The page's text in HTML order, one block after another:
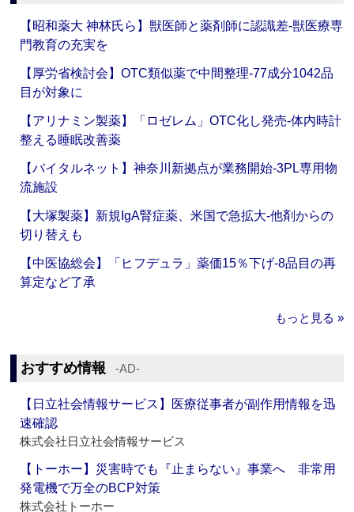
【昭和薬大 神林氏ら】獣医師と薬剤師に認識差‐獣医療専
門教育の充実を
【厚労省検討会】OTC類似薬で中間整理‐77成分1042品
目が対象に
【アリナミン製薬】「ロゼレム」OTC化し発売‐体内時計
整える睡眠改善薬
【バイタルネット】神奈川新拠点が業務開始‐3PL専用物
流施設
【大塚製薬】新規IgA腎症薬、米国で急拡大‐他剤からの
切り替えも
【中医協総会】「ヒフデュラ」薬価15％下げ‐8品目の再
算定など了承
もっと見る »
おすすめ情報 ‐AD‐
【日立社会情報サービス】医療従事者が副作用情報を迅
速確認
株式会社日立社会情報サービス
【トーホー】災害時でも『止まらない』事業へ 非常用
発電機で万全のBCP対策
株式会社トーホー